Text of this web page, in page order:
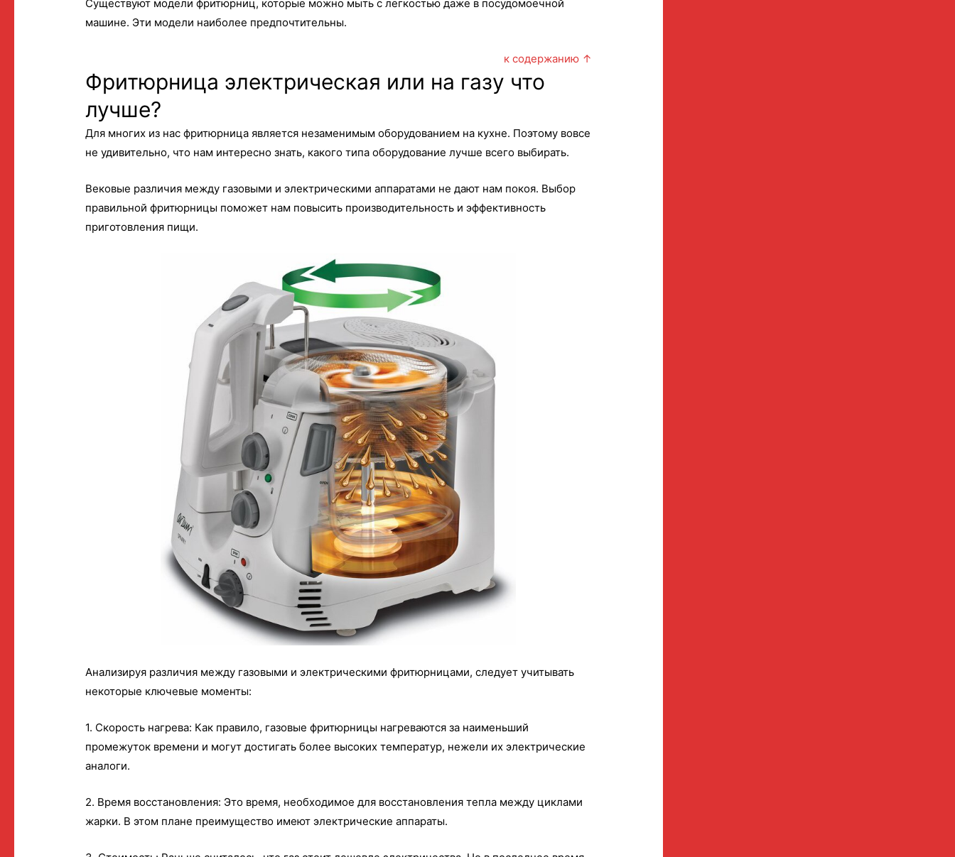
Существуют модели фритюрниц, которые можно мыть с легкостью даже в посудомоечной
машине. Эти модели наиболее предпочтительны.
к содержанию ↑
Фритюрница электрическая или на газу что
лучше?
Для многих из нас фритюрница является незаменимым оборудованием на кухне. Поэтому вовсе
не удивительно, что нам интересно знать, какого типа оборудование лучше всего выбирать.
Вековые различия между газовыми и электрическими аппаратами не дают нам покоя. Выбор
правильной фритюрницы поможет нам повысить производительность и эффективность
приготовления пищи.
Анализируя различия между газовыми и электрическими фритюрницами, следует учитывать
некоторые ключевые моменты:
1. Скорость нагрева: Как правило, газовые фритюрницы нагреваются за наименьший
промежуток времени и могут достигать более высоких температур, нежели их электрические
аналоги.
2. Время восстановления: Это время, необходимое для восстановления тепла между циклами
жарки. В этом плане преимущество имеют электрические аппараты.